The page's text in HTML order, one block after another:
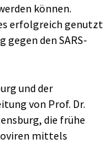
können.
erfolgreich genutzt
gegen den SARS-
und der
von Prof. Dr.
die frühe
mittels